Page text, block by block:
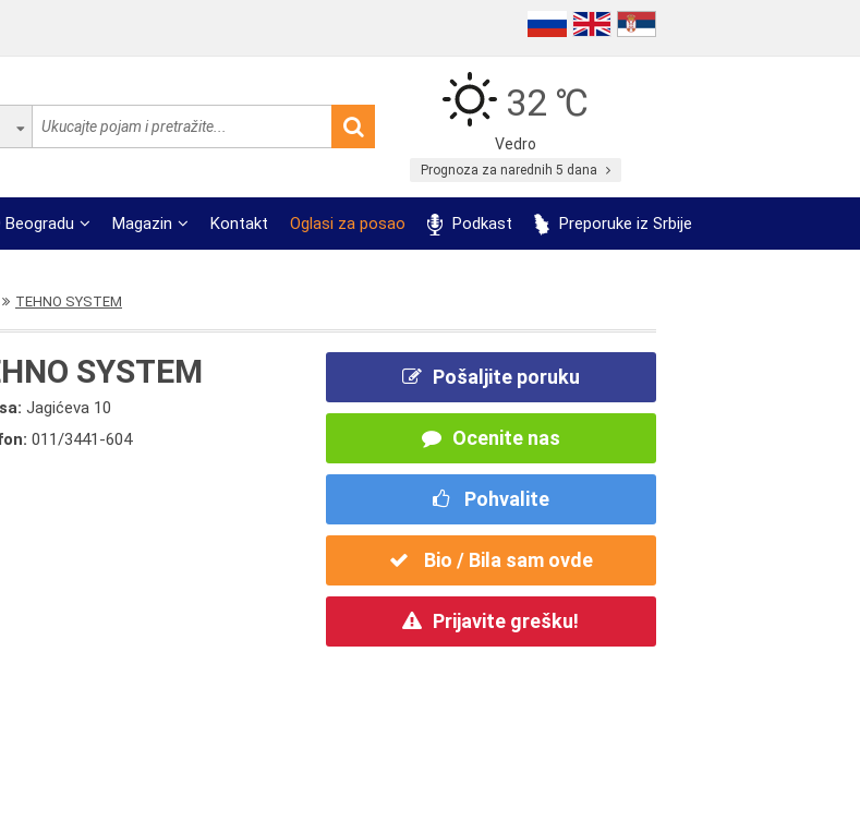
32 ℃
Vedro
Prognoza za narednih 5 dana
Beogradu Magazin Kontakt Oglasi za posao Podkast Preporuke iz Srbije
TEHNO SYSTEM
SYSTEM
Jagićeva 10
011/3441-604
Pošaljite poruku
Ocenite nas
Pohvalite
Bio / Bila sam ovde
Prijavite grešku!